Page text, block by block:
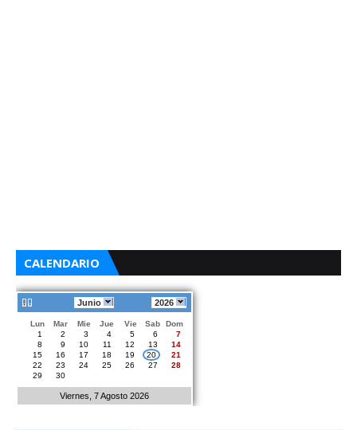
CALENDARIO
Junio 2026
Lun Mar Mie Jue Vie Sab
Dom
1
2 3 4 5 6
7
8
9 10 11 12 13
14
15
16 17 18 19 20
21
22
23 24 25 26 27
28
29
30
Viernes, 7 Agosto 2026